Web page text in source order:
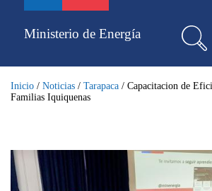
contenidoMinisterio de Energía
Inicio / Noticias / Tarapaca / Capacitacion de
Familias Iquiquenas